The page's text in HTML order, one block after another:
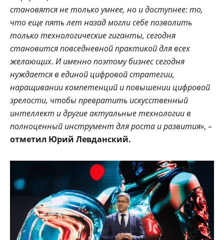
становятся не только умнее, но и доступнее: то,
что еще пять лет назад могли себе позволить
только технологические гиганты, сегодня
становится повседневной практикой для всех
желающих. И именно поэтому бизнес сегодня
нуждается в единой цифровой стратегии,
наращивании компетенций и повышении цифровой
зрелости, чтобы превратить искусственный
интеллект и другие актуальные технологии в
полноценный инструмент для роста и развития», –
отметил Юрий Левданский.